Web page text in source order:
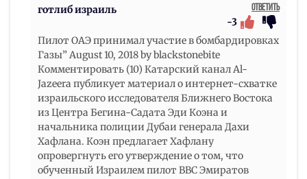
готлиб израиль
Ответить
-3
Пилот ОАЭ принимал участие в бомбардировках
Газы” August 10, 2018 by blackstonebite
Комментировать (10) Катарский канал Al-
Jazeera публикует материал о интернет-схватке
израильского исследователя Ближнего Востока
из Центра Бегина-Садата Эди Коэна и
начальника полиции Дубаи генерала Дахи
Хафлана. Коэн предлагает Хафлану
опровергнуть его утверждение о том, что
обученный Израилем пилот ВВС Эмиратов